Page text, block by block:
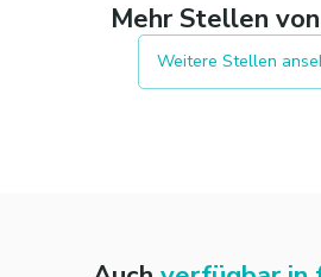
Mehr Stellen von
Weitere Stellen